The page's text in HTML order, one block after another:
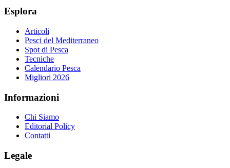
Esplora
Articoli
Pesci del Mediterraneo
Spot di Pesca
Tecniche
Calendario Pesca
Migliori 2026
Informazioni
Chi Siamo
Editorial Policy
Contatti
Legale